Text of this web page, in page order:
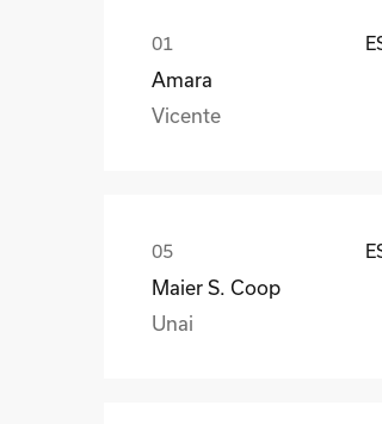
Amara
Vicente
Maier S. Coop
Unai